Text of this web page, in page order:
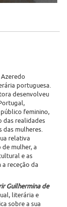
portuguesa.
desenvolveu
feminino,
das realidades
das mulheres.
relativa
mulher, a
e as
receção da
Guilhermina de
literária e
sobre a sua